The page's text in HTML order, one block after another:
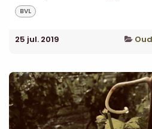
BVL
25 jul. 2019